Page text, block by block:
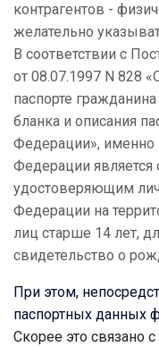
контрагентов -
желательно
В соответствии с
от 08.07.1997 N 828
паспорте
бланка и описания
Федерации», именно
Федерации
удостоверяющим
Федерации на
лиц старше 14 лет,
свидетельство о
При этом,
паспортных данных
Скорее это связано